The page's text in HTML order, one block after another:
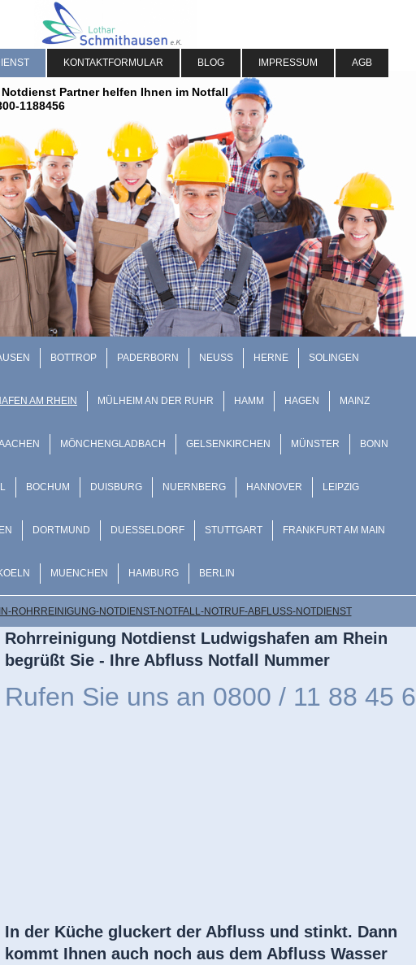
KONTAKTFORMULAR BLOG IMPRESSUM AGB
Partner helfen Ihnen im Notfall
1188456
BOTTROP PADERBORN NEUSS HERNE SOLINGEN
AM RHEIN MÜLHEIM AN DER RUHR HAMM HAGEN MAINZ
MÖNCHENGLADBACH GELSENKIRCHEN MÜNSTER BONN
BOCHUM DUISBURG NUERNBERG HANNOVER LEIPZIG
DORTMUND DUESSELDORF STUTTGART FRANKFURT AM MAIN
MUENCHEN HAMBURG BERLIN
ROHRREINIGUNG-NOTDIENST-NOTFALL-NOTRUF-ABFLUSS-NOTDIENST
Rohrreinigung Notdienst Ludwigshafen am Rhein
begrüßt Sie - Ihre Abfluss Notfall Nummer
Rufen Sie uns an 0800 / 11 88 45 6
In der Küche gluckert der Abfluss und stinkt. Dann
kommt Ihnen auch noch aus dem Abfluss Wasser